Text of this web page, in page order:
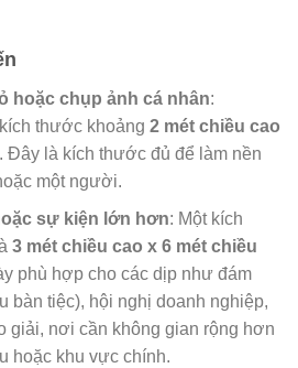
hoặc chụp ảnh cá nhân:
thước khoảng 2 mét chiều cao
. Đây là kích thước đủ để làm nền
một người.
sự kiện lớn hơn: Một kích
3 mét chiều cao x 6 mét chiều
phù hợp cho các dịp như đám
bàn tiệc), hội nghị doanh nghiệp,
giải, nơi cần không gian rộng hơn
hoặc khu vực chính.